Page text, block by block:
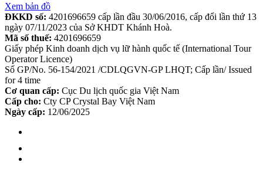
Xem bản đồ
ĐKKD số: 4201696659 cấp lần đầu 30/06/2016, cấp đổi lần thứ 13
ngày 07/11/2023 của Sở KHDT Khánh Hoà.
Mã số thuế: 4201696659
Giấy phép Kinh doanh dịch vụ lữ hành quốc tế (International Tour
Operator Licence)
Số GP/No. 56-154/2021 /CDLQGVN-GP LHQT; Cấp lần/ Issued
for 4 time
Cơ quan cấp: Cục Du lịch quốc gia Việt Nam
Cấp cho: Cty CP Crystal Bay Việt Nam
Ngày cấp: 12/06/2025